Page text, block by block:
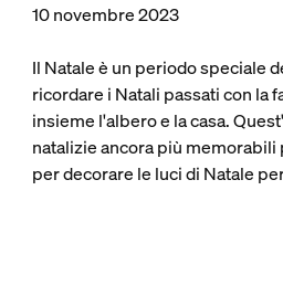
10 novembre 2023
Il Natale è un periodo speciale
ricordare i Natali passati con la
insieme l'albero e la casa.
natalizie ancora più
per decorare le luci di Natale